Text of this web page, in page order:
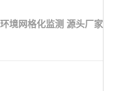
境网格化监测 源头厂家